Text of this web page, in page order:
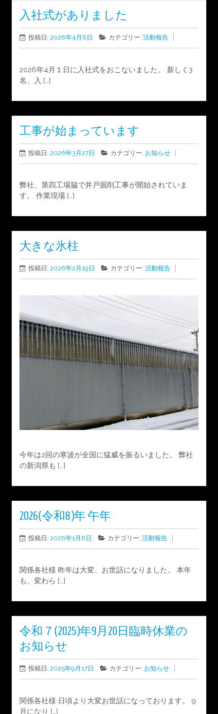
入社式がありました
投稿日: 2026年4月8日 カテゴリー: 活動報告
2026年4月１日に入社式をおこないました。 新しく3
名、入 […]
工事が始まっています
投稿日: 2026年3月27日 カテゴリー: お知らせ
弊社、第四工場脇で井戸掘削工事が開始されていま
す。 作業現場 […]
大きな氷柱
投稿日: 2026年2月19日 カテゴリー: 活動報告
今年は2回の寒波が全国に猛威を振るいました。 弊社
の新潟県も […]
2026(令和8)年 午年
投稿日: 2026年1月6日 カテゴリー: 活動報告
関係各社様 昨年は大変、お世話になりました。 本年
も、変わら […]
令和７(2025)年9月20日臨時休業の
お知らせ
投稿日: 2025年9月17日 カテゴリー: お知らせ
関係各社様 日頃より大変お世話になっております。 9
月になり […]